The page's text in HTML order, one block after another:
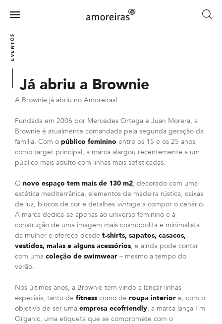
mainMenu
EVENTOS
Já abriu a Brownie
A Brownie já abriu no Amoreiras!
Fundada em 2006 por Mercedes Ortega e Juan Morera, a
Brownie é atualmente comandada pela segunda geração da
família. Com o público feminino entre os 15 e os 25 anos
como target principal, a marca alargou recentemente a um
público mais adulto com linhas mais sofisticadas.
O novo espaço tem mais de 130 m2, decorado com uma
estética mediterrânica, elementos de madeira rústica, caixas
de luz, blocos de cor e detalhes vintage a compor o cenário.
A marca dedica-se apenas ao universo feminino e à
construção de uma imagem mais cosmopolita e minimalista
da mulher e oferece desde t-shirts, sapatos, casacos,
vestidos, malas e alguns acessórios, e ainda pode contar
com uma coleção de swimwear – mesmo a tempo do
verão.
Nos últimos anos, a Brownie tem vindo a lançar linhas
especiais, tanto de fitness como de roupa interior e, com o
objetivo de ser uma empresa ecofriendly, a marca lança I’m
Organic, uma etiqueta que se compromete com o